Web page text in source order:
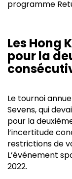
programme
Les Hong
pour la
Le tournoi
Sevens, qui
pour la
l’incertitude
restrictions de
L’événement
2022.